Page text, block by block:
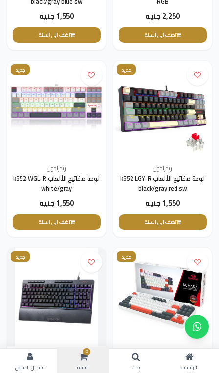
2,250 جنيه
اضف الى السلة
1,550 جنيه
اضف الى السلة
جديد
ريدراجون
لوحة مفاتيح الألعاب k552 LGY-R
black/gray red sw
1,550 جنيه
اضف الى السلة
جديد
ريدراجون
لوحة مفاتيح الألعاب k552 WGL-R
white/gray
1,550 جنيه
اضف الى السلة
جديد
لوحة مفاتيح الألعاب -k552 WLR-
جديد
كيبورد العاب ريدراجون، اسود -
الرئيسية بحث
0
السلة
تسجيل الدخول